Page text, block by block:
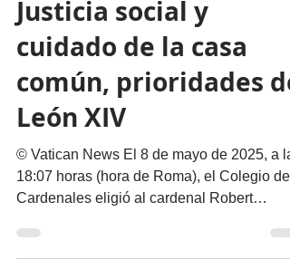
Justicia social y
cuidado de la casa
común, prioridades de
León XIV
© Vatican News El 8 de mayo de 2025, a
18:07 horas (hora de Roma), el Colegio de
Francois...